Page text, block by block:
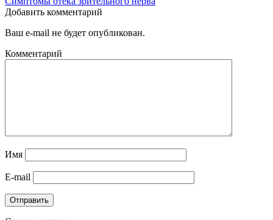
Добавить комментарий
Ваш e-mail не будет опубликован.
Комментарий
Имя
E-mail
Отправить